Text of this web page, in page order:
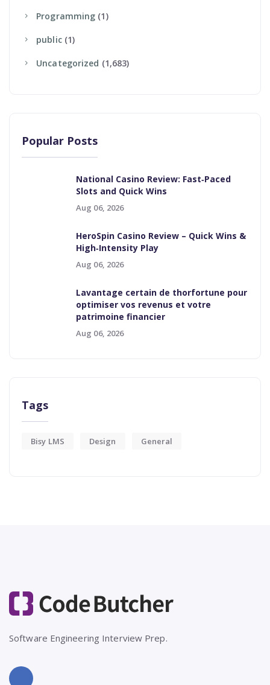
Programming (1)
Public(1)
Uncategorized (1,683)
Popular Posts
National Casino Review: Fast‑Paced
Slots and Quick Wins
Aug 06, 2026
HeroSpin Casino Review – Quick Wins &
High‑Intensity Play
Aug 06, 2026
Lavantage certain de thorfortune pour
optimiser vos revenus et votre
patrimoine financier
Aug 06, 2026
Tags
Bisy LMS Design General
Software Engineering Interview Prep.